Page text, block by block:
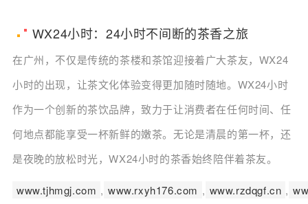
WX24小时：24小时不间断的茶香之旅
在广州，不仅是传统的茶楼和茶馆迎接着广大茶友，WX24
小时的出现，让茶文化体验变得更加随时随地。WX24小时
作为一个创新的茶饮品牌，致力于让消费者在任何时间、任
何地点都能享受一杯新鲜的嫩茶。无论是清晨的第一杯，还
是夜晚的放松时光，WX24小时的茶香始终陪伴着茶友。
www.tjhmgj.com , www.rxyh176.com , www.rzdqgf.cn ,